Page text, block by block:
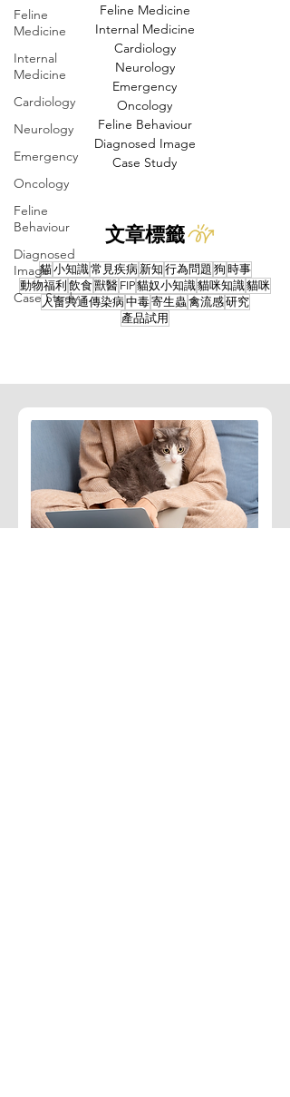
Feline
Medicine
Internal
Medicine
Cardiology
Neurology
Emergency
Oncology
Feline
Behaviour
Diagnosed
Image
Case Study
Feline Medicine
Internal Medicine
Cardiology
Neurology
Emergency
Oncology
Feline Behaviour
Diagnosed Image
Case Study
文章標籤
貓小知識常見疾病 新知 行為問題 狗 時事
動物福利 飲食獸醫 FIP貓奴小知識貓咪知識貓咪
人畜共通傳染病 中毒寄生蟲 禽流感研究
產品試用